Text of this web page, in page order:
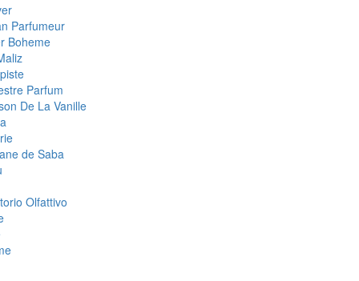
Parfumeur
Boheme
Parfum
De La Vanille
de Saba
Olfattivo